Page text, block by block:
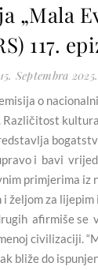
„Mala
117.
15. Septembra 2025.
o
Različitost
i bavi
primjerima iz
željom za lijepim
afirmiše
civilizaciji.
bliže do